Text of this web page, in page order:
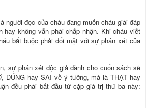
người đọc của cháu đang muốn cháu giải đáp
hay không vẫn phải chấp nhận. Khi cháu viết
bắt buộc phải đối mặt với sự phán xét của
sự phán xét độc giả dành cho cuốn sách sẽ
ĐÚNG hay SAI về ý tưởng, mà là THẬT hay
đều phải bắt đầu từ cặp giá trị thứ ba này: